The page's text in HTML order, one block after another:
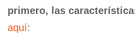
primero, las
aquí: